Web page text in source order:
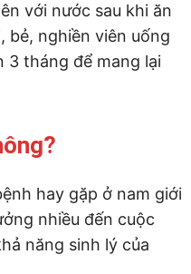
với nước sau khi ăn
bẻ, nghiền viên uống
3 tháng để mang lại
hay gặp ở nam giới
nhiều đến cuộc
năng sinh lý của